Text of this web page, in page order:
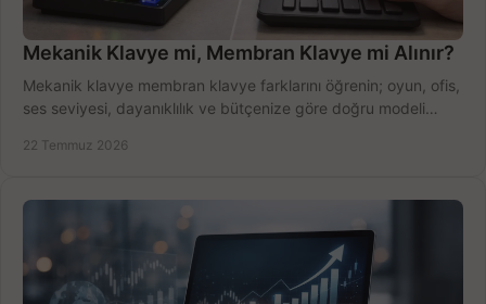
Mekanik Klavye mi, Membran Klavye mi Alınır?
Mekanik klavye membran klavye farklarını öğrenin; oyun, ofis,
ses seviyesi, dayanıklılık ve bütçenize göre doğru modeli
22 Temmuz 2026